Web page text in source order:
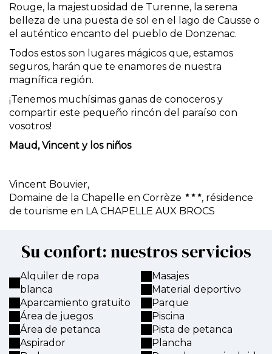
Rouge, la majestuosidad de Turenne, la serena
belleza de una puesta de sol en el lago de Causse o
el auténtico encanto del pueblo de Donzenac.
Todos estos son lugares mágicos que, estamos
seguros, harán que te enamores de nuestra
magnífica región.
¡Tenemos muchísimas ganas de conoceros y
compartir este pequeño rincón del paraíso con
vosotros!
Maud, Vincent y los niños
Vincent Bouvier,
Domaine de la Chapelle en Corrèze
, résidence
de tourisme en LA CHAPELLE AUX BROCS
Su confort: nuestros servicios
Alquiler de ropa
blanca
Aparcamiento gratuito
Área de juegos
Área de petanca
Aspirador
Masajes
Material deportivo
Parque
Piscina
Pista de petanca
Plancha